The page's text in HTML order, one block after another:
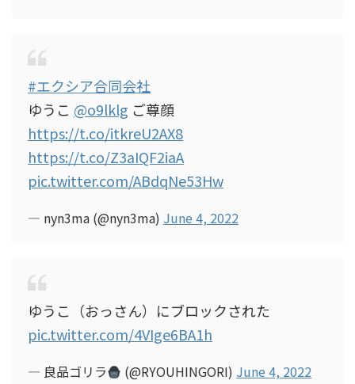
#エクシア合同会社
ゆうこ @o9lklg ご尊顔
https://t.co/itkreU2AX8
https://t.co/Z3aIQF2iaA
pic.twitter.com/ABdqNe53Hw
— nyn3ma (@nyn3ma) June 4, 2022
ゆうこ（おっさん）にブロックされた
pic.twitter.com/4VIge6BA1h
— 良品ゴリラ (@RYOUHINGORI) June 4, 2022